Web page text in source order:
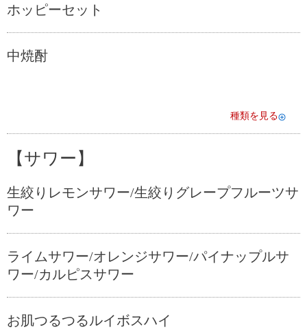
ホッピーセット
中焼酎
種類を見る
【サワー】
生絞りレモンサワー/生絞りグレープフルーツサ
ワー
ライムサワー/オレンジサワー/パイナップルサ
ワー/カルピスサワー
お肌つるつるルイボスハイ